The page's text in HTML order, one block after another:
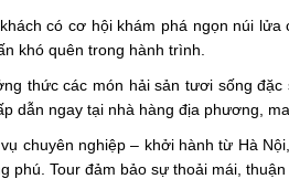
có cơ hội khám phá ngọn núi
khó quên trong hành trình.
thức các món hải sản tươi sống
dẫn ngay tại nhà hàng địa phương,
vụ chuyên nghiệp – khởi hành từ Hà
phú. Tour đảm bảo sự thoải mái,